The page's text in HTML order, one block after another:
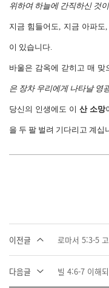
위하여 하늘에 간직하신 것
지금 힘들어도, 지금 아파도
이 있습니다.
바울은 감옥에 갇히고 매 맞
은 장차 우리에게 나타날 영
당신의 인생에도 이 산 소망
을 두 팔 벌려 기다리고 계십
이전글 로마서 5:3-5
다음글 빌 4:6-7 이해